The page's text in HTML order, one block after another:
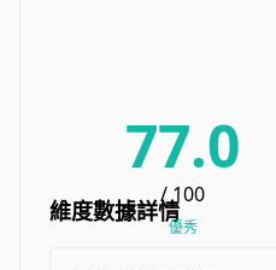
77.0
/ 100
優秀
維度數據詳情